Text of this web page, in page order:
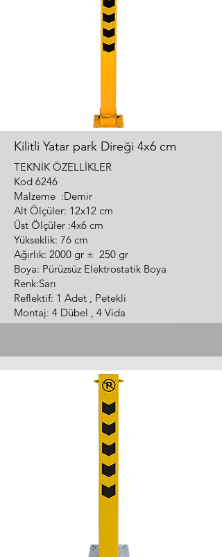
Kilitli Yatar park Direği 4x6 cm
TEKNİK ÖZELLİKLER
Kod 6246
Malzeme :Demir
Alt Ölçüler: 12x12 cm
Üst Ölçüler :4x6 cm
Yükseklik: 76 cm
Ağırlık: 2000 gr ± 250 gr
Boya: Pürüzsüz Elektrostatik Boya
Renk:Sarı
Reflektif: 1 Adet , Petekli
Montaj: 4 Dübel , 4 Vida